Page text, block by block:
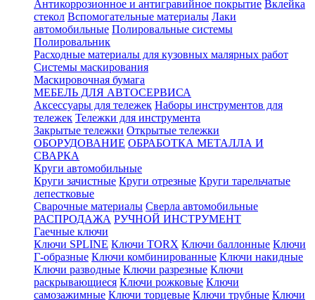
Антикоррозионное и антигравийное покрытие Вклейка
стекол Вспомогательные материалы Лаки
автомобильные Полировальные системы
Полировальник
Расходные материалы для кузовных малярных работ
Системы маскирования
Маскировочная бумага
МЕБЕЛЬ ДЛЯ АВТОСЕРВИСА
Аксессуары для тележек Наборы инструментов для
тележек Тележки для инструмента
Закрытые тележки Открытые тележки
ОБОРУДОВАНИЕ ОБРАБОТКА МЕТАЛЛА И
СВАРКА
Круги автомобильные
Круги зачистные Круги отрезные Круги тарельчатые
лепестковые
Сварочные материалы Сверла автомобильные
РАСПРОДАЖА РУЧНОЙ ИНСТРУМЕНТ
Гаечные ключи
Ключи SPLINE Ключи TORX Ключи баллонные Ключи
Г-образные Ключи комбинированные Ключи накидные
Ключи разводные Ключи разрезные Ключи
раскрывающиеся Ключи рожковые Ключи
самозажимные Ключи торцевые Ключи трубные Ключи